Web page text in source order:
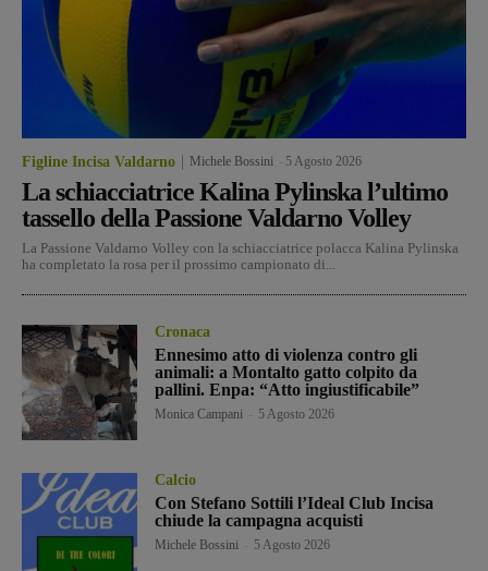
Figline Incisa Valdarno Michele Bossini 5 Agosto 2026
La schiacciatrice Kalina Pylinska l’ultimo
tassello della Passione Valdarno Volley
La Passione Valdarno Volley con la schiacciatrice polacca Kalina Pylinska
ha completato la rosa per il prossimo campionato di...
Cronaca
Ennesimo atto di violenza contro gli
animali: a Montalto gatto colpito da
pallini. Enpa: “Atto ingiustificabile”
Monica Campani 5 Agosto 2026
Calcio
Con Stefano Sottili l’Ideal Club Incisa
chiude la campagna acquisti
Michele Bossini 5 Agosto 2026